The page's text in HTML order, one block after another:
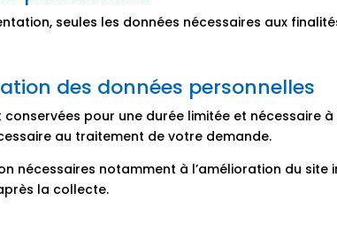
seules les données nécessaires aux
des données personnelles
pour une durée limitée et nécessaire
au traitement de votre demande.
nécessaires notamment à l’amélioration du
la collecte.